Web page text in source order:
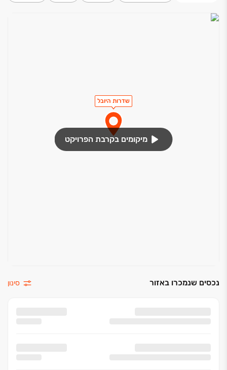
שדרות היובל
מיקומים בקרבת הפרויקט
נכסים שנמכרו באזור סינון